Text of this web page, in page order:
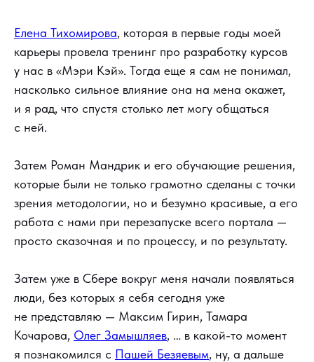
Елена Тихомирова, которая в первые годы моей
карьеры провела тренинг про разработку курсов
у нас в «Мэри Кэй». Тогда еще я сам не понимал,
насколько сильное влияние она на мена окажет,
и я рад, что спустя столько лет могу общаться
с ней.
Затем Роман Мандрик и его обучающие решения,
которые были не только грамотно сделаны с точки
зрения методологии, но и безумно красивые, а его
работа с нами при перезапуске всего портала —
просто сказочная и по процессу, и по результату.
Затем уже в Сбере вокруг меня начали появляться
люди, без которых я себя сегодня уже
не представляю — Максим Гирин, Тамара
Кочарова, Олег Замышляев, … в какой-то момент
я познакомился с Пашей Безяевым, ну, а дальше